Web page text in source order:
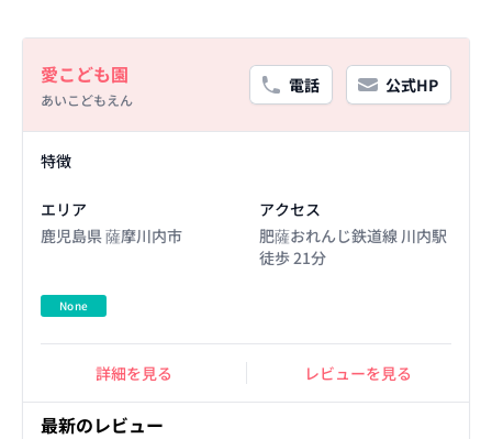
愛こども園
あいこどもえん
電話 公式HP
特徴
エリア
鹿児島県 薩摩川内市
アクセス
肥薩おれんじ鉄道線 川内駅
徒歩 21分
None
詳細を見る レビューを見る
最新のレビュー